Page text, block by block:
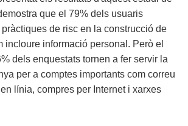
que el 79% dels usuaris
de risc en la construcció de
incloure informació personal. Però el
dels enquestats tornen a fer servir la
per a comptes importants com correu
línia, compres per Internet i xarxes